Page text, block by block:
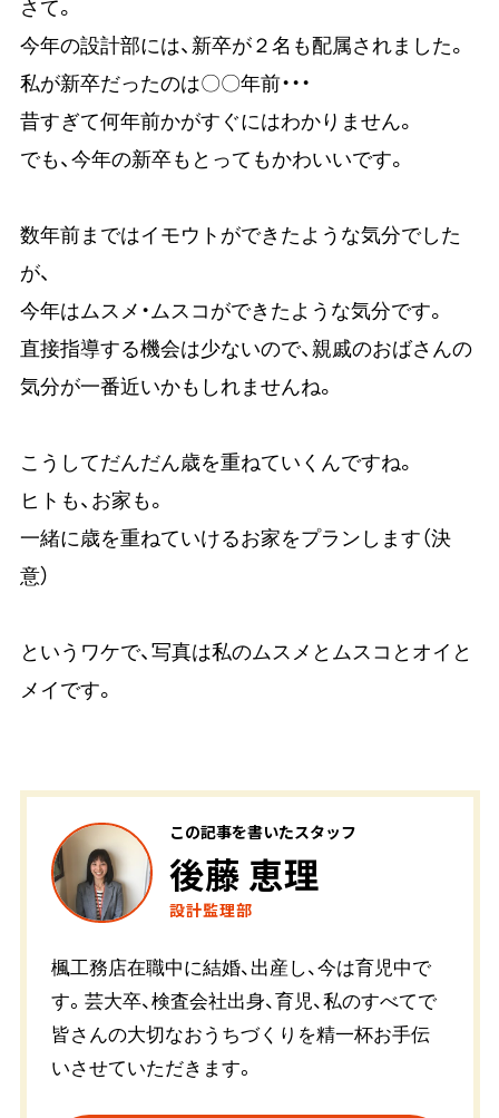
今年の設計部には、新卒が２名も配属されました。
私が新卒だったのは〇〇年前・・・
昔すぎて何年前かがすぐにはわかりません。
でも、今年の新卒もとってもかわいいです。
数年前まではイモウトができたような気分でした
が、
今年はムスメ・ムスコができたような気分です。
直接指導する機会は少ないので、親戚のおばさんの
気分が一番近いかもしれませんね。
こうしてだんだん歳を重ねていくんですね。
ヒトも、お家も。
一緒に歳を重ねていけるお家をプランします（決
意）
というワケで、写真は私のムスメとムスコとオイと
メイです。
この記事を書いたスタッフ
後藤 恵理
設計監理部
楓工務店在職中に結婚、出産し、今は育児中で
す。芸大卒、検査会社出身、育児、私のすべてで
皆さんの大切なおうちづくりを精一杯お手伝
いさせていただきます。